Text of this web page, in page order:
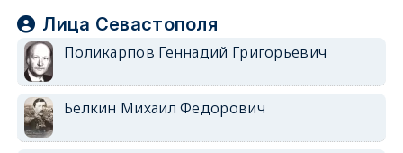
Лица Севастополя
Поликарпов Геннадий Григорьевич
Белкин Михаил Федорович